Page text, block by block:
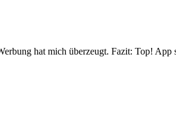
hat mich überzeugt. Fazit: Top!